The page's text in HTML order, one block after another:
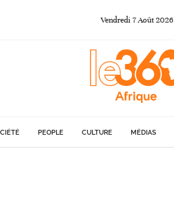
Vendredi 7Août 2026
PEOPLE CULTURE MÉDIAS